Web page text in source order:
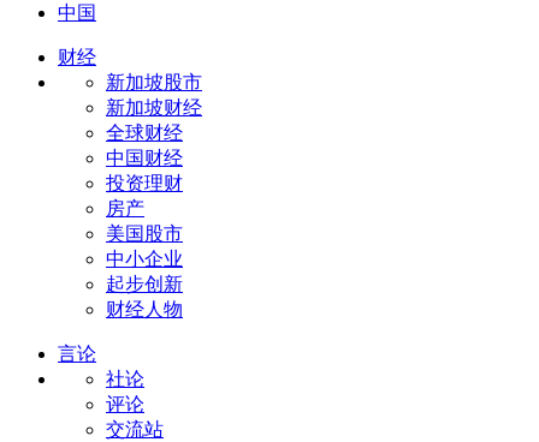
中国
财经
新加坡股市
新加坡财经
全球财经
中国财经
投资理财
房产
美国股市
中小企业
起步创新
财经人物
言论
社论
评论
交流站